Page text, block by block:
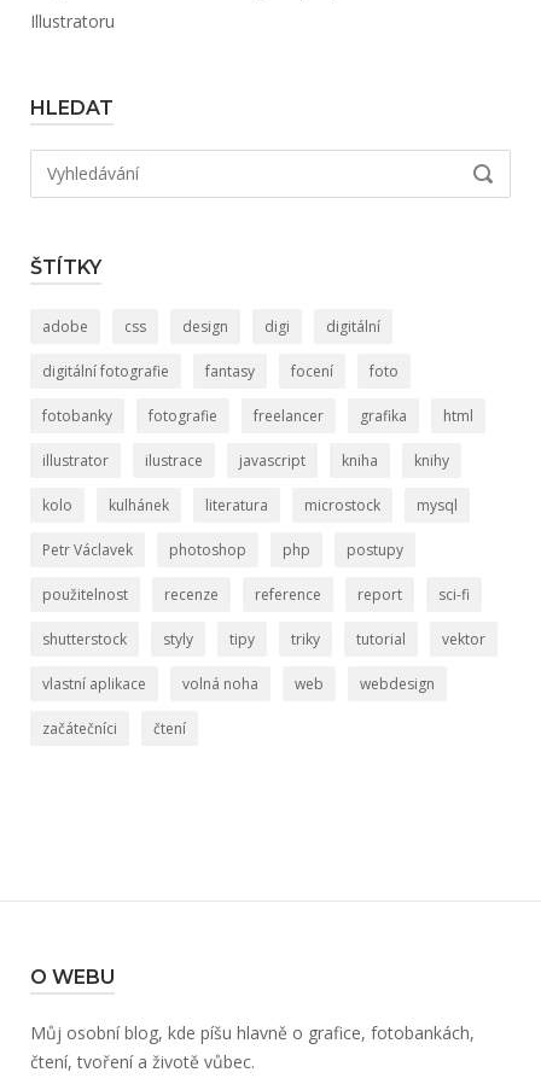
Illustratoru
HLEDAT
Hledat:
ŠTÍTKY
adobe css design digi digitální
digitální fotografie fantasy focení foto
fotobanky fotografie freelancer grafika html
illustrator ilustrace javascript kniha knihy
kolo kulhánek literatura microstock mysql
Petr Václavek photoshop php postupy
použitelnost recenze reference report sci-fi
shutterstock styly tipy triky tutorial vektor
vlastní aplikace volná noha web webdesign
začátečníci čtení
O WEBU
Můj osobní blog, kde píšu hlavně o grafice, fotobankách,
čtení, tvoření a životě vůbec.